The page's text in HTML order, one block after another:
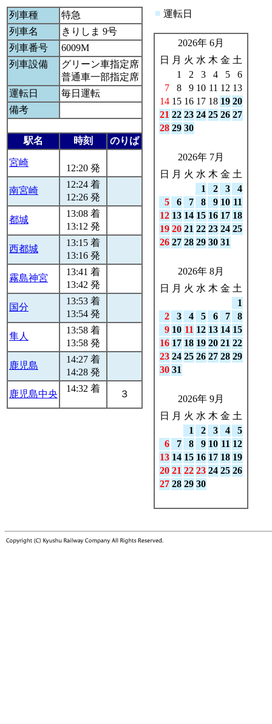
列車種
特急
列車名
きりしま 9号
列車番号
6009M
列車設備
グリーン車指定席
普通車一部指定席
運転日
毎日運転
備考
駅名 時刻 のりば
宮崎
12:20 発
南宮崎
12:24 着
12:26 発
都城
13:08 着
13:12 発
西都城
13:15 着
13:16 発
霧島神宮
13:41 着
13:42 発
国分
13:53 着
13:54 発
隼人
13:58 着
13:58 発
鹿児島
14:27 着
14:28 発
鹿児島中央
14:32 着
３
■ 運転日
2026年 6月
日
月 火 水 木 金 土
1
2 3 4 5
6
7
8 9 10 11 12 13
14 15 16 17 18 19 20
21 22 23 24 25 26 27
28 29 30
2026年 7月
日
月 火 水 木 金 土
1
2 3
4
5
6 7 8 9 10 11
12 13 14 15 16 17 18
19 20 21 22 23 24 25
26 27 28 29 30 31
2026年 8月
日
月 火 水 木 金 土
1
2
3 4 5 6 7
8
9 10 11 12 13 14 15
16 17 18 19 20 21 22
23 24 25 26 27 28 29
30 31
2026年 9月
日
月 火 水 木 金 土
1
2 3 4
5
6
7 8 9 10 11 12
13 14 15 16 17 18 19
20 21 22 23 24 25 26
27 28 29 30